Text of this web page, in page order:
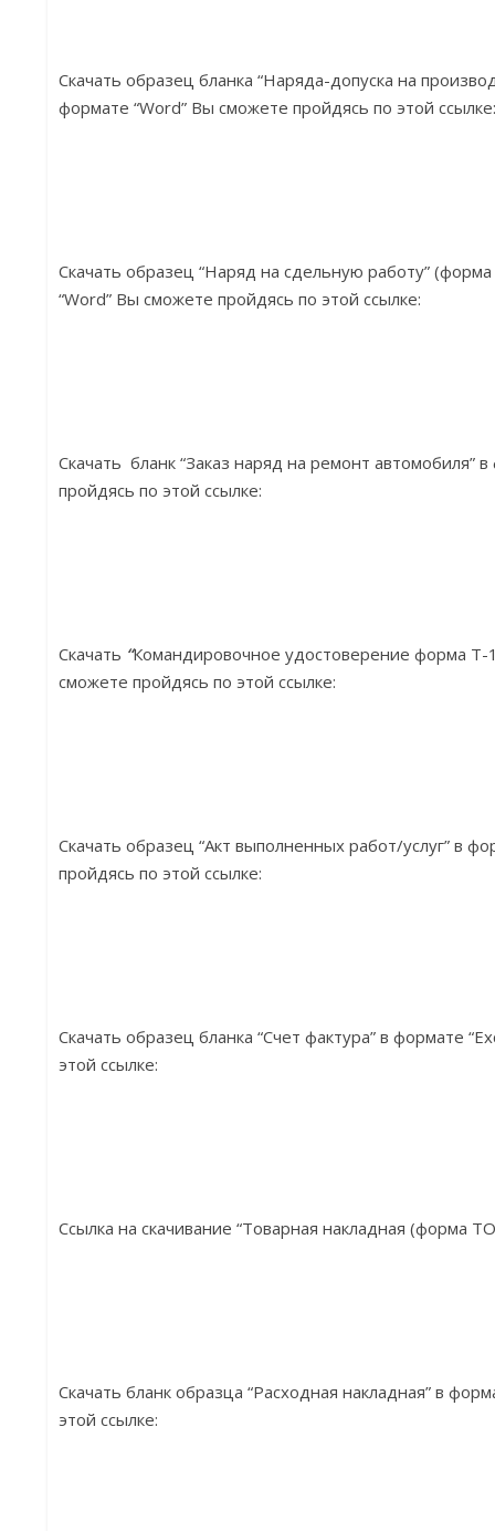
Скачать образец бланка “Наряда-допуска на
формате “Word” Вы сможете пройдясь по этой
Скачать образец “Наряд на сдельную работу”
“Word” Вы сможете пройдясь по этой ссылке:
Скачать бланк “Заказ наряд на ремонт автомобиля”
пройдясь по этой ссылке:
Скачать “Командировочное удостоверение форма Т-
сможете пройдясь по этой ссылке:
Скачать образец “Акт выполненных работ/услуг” в
пройдясь по этой ссылке:
Скачать образец бланка “Счет фактура” в формате
этой ссылке:
Ссылка на скачивание “Товарная накладная (форма
Скачать бланк образца “Расходная накладная” в
этой ссылке: